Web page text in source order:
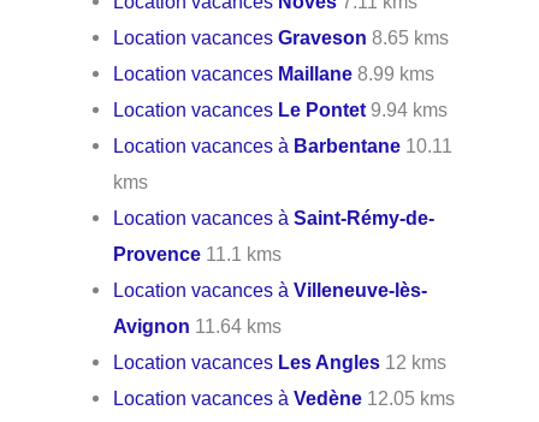
Location vacancesGraveson 8.65 kms
Location vacances Maillane 8.99 kms
Location vacances Le Pontet 9.94 kms
Location vacances à Barbentane 10.11
kms
Location vacances àSaint-Rémy-de-
Provence 11.1 kms
Location vacances àVilleneuve-lès-
Avignon 11.64 kms
Location vacances Les Angles 12 kms
Location vacances àVedène 12.05 kms